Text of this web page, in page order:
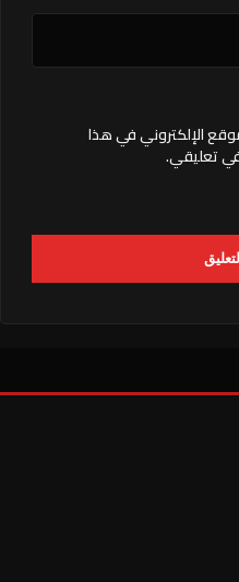
الإلكتروني في هذا
في تعليقي.